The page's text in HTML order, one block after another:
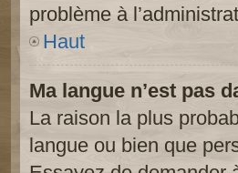
problème à
Haut
Ma langue n’est pas
La raison la plus
langue ou bien que